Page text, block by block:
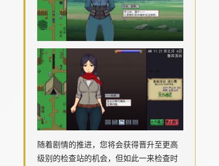
随着剧情的推进，您将会获得晋升至更高
级别的检查站的机会，但如此一来检查时